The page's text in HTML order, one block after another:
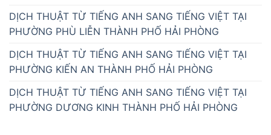
DỊCH THUẬT TỪ TIẾNG ANH SANG TIẾNG VIỆT TẠI
PHƯỜNG PHÙ LIỄN THÀNH PHỐ HẢI PHÒNG
DỊCH THUẬT TỪ TIẾNG ANH SANG TIẾNG VIỆT TẠI
PHƯỜNG KIẾN AN THÀNH PHỐ HẢI PHÒNG
DỊCH THUẬT TỪ TIẾNG ANH SANG TIẾNG VIỆT TẠI
PHƯỜNG DƯƠNG KINH THÀNH PHỐ HẢI PHÒNG